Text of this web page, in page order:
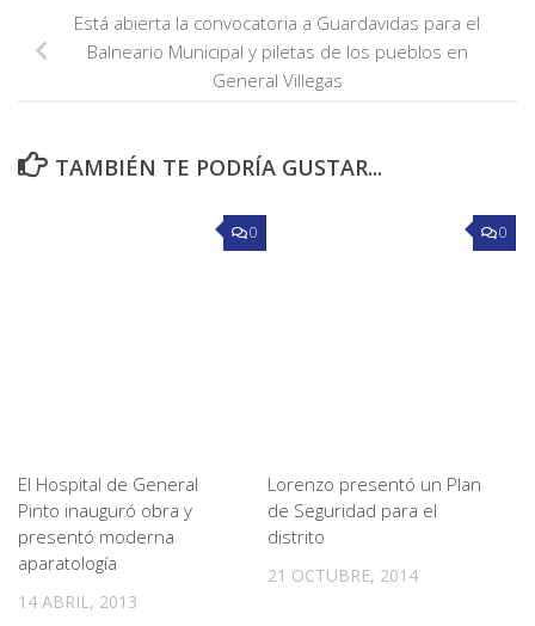
Está abierta la convocatoria a Guardavidas para el
Balneario Municipal y piletas de los pueblos en
General Villegas
TAMBIÉN TE PODRÍA GUSTAR...
0
El Hospital de General
Pinto inauguró obra y
presentó moderna
aparatología
14 ABRIL, 2013
0
Lorenzo presentó un Plan
de Seguridad para el
distrito
21 OCTUBRE, 2014